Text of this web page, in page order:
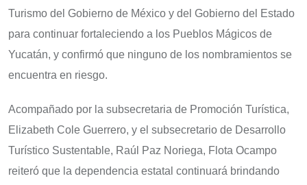
Turismo del Gobierno de México y del Gobierno del Estado
para continuar fortaleciendo a los Pueblos Mágicos de
Yucatán, y confirmó que ninguno de los nombramientos se
encuentra en riesgo.
Acompañado por la subsecretaria de Promoción Turística,
Elizabeth Cole Guerrero, y el subsecretario de Desarrollo
Turístico Sustentable, Raúl Paz Noriega, Flota Ocampo
reiteró que la dependencia estatal continuará brindando